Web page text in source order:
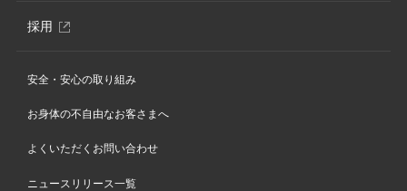
採用 別
ン
ウ
開
き
安全・安心の取り組み
お身体の不自由なお客さまへ
よくいただくお問い合わせ
ニュースリリース一覧